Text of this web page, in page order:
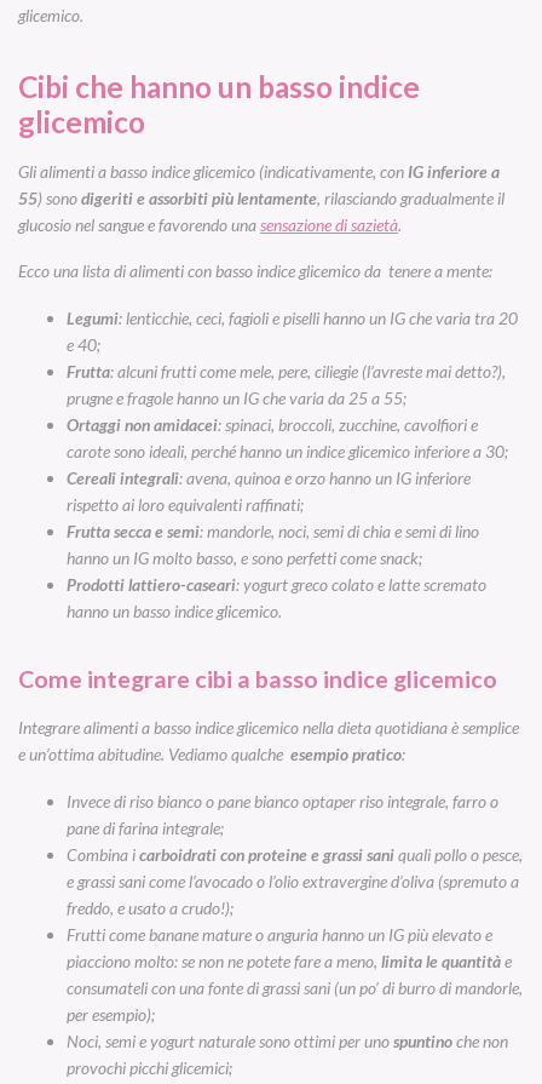
glicemico.
Cibi che hanno un basso indice
glicemico
Gli alimenti a basso indice glicemico (indicativamente, con IG inferiore a
55) sonodigeriti e assorbiti più lentamente, rilasciando gradualmente il
glucosio nel sangue e favorendo unasensazione di sazietà.
Ecco una lista di alimenti con basso indice glicemico da tenere a mente:
Legumi: lenticchie, ceci, fagioli e piselli hanno un IG che varia tra 20
e 40;
Frutta: alcuni frutti come mele, pere, ciliegie (l’avreste mai detto?),
prugne e fragole hanno un IG che varia da 25 a 55;
Ortaggi non amidacei: spinaci, broccoli, zucchine, cavolfiori e
carote sono ideali, perché hanno un indice glicemico inferiore a 30;
Cereali integrali: avena, quinoa e orzo hanno un IG inferiore
rispetto ai loro equivalenti raffinati;
Frutta secca e semi: mandorle, noci, semi di chia e semi di lino
hanno un IG molto basso, e sono perfetti come snack;
Prodotti lattiero-caseari: yogurt greco colato e latte scremato
hanno un basso indice glicemico.
Come integrare cibi a basso indice glicemico
Integrare alimenti a basso indice glicemico nella dieta quotidiana è semplice
e un’ottima abitudine. Vediamo qualche esempio pratico:
Invece di riso bianco o pane bianco optaper riso integrale, farro o
pane di farina integrale;
Combina icarboidrati con proteine e grassi saniquali pollo o pesce,
e grassi sani come l’avocado o l’olio extravergine d’oliva (spremuto a
freddo, e usato a crudo!);
Frutti come banane mature o anguria hanno un IG più elevato e
piacciono molto: se non ne potete fare a meno, limita le quantitàe
consumateli con una fonte di grassi sani (un po’ di burro di mandorle,
per esempio);
Noci, semi e yogurt naturale sono ottimi per unospuntinoche non
provochi picchi glicemici;